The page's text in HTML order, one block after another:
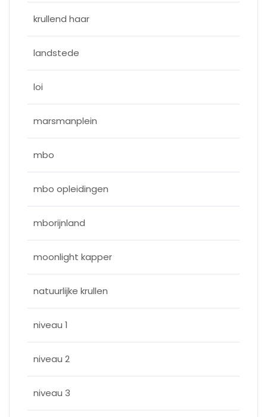
krullend haar
landstede
loi
marsmanplein
mbo
mbo opleidingen
mborijnland
moonlight kapper
natuurlijke krullen
niveau 1
niveau 2
niveau 3